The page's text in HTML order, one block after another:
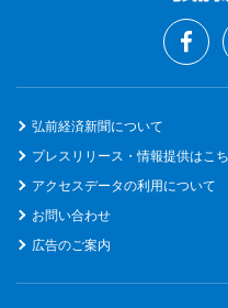
弘前経済新聞について
プレスリリース・情報提供はこ
アクセスデータの利用について
お問い合わせ
広告のご案内